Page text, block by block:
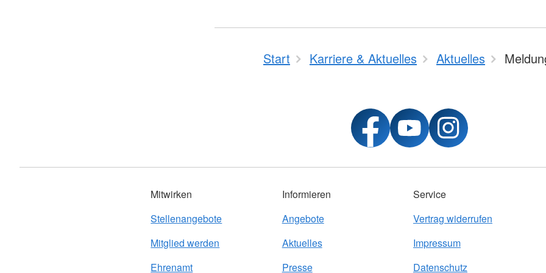
Start Karriere & Aktuelles Aktuelles
Mitwirken
Stellenangebote
Mitglied werden
Ehrenamt
Informieren
Angebote
Aktuelles
Presse
Service
Vertrag widerrufen
Impressum
Datenschutz